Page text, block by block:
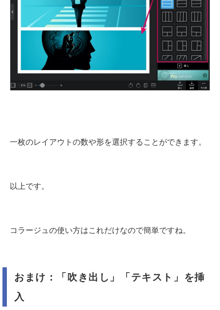
一枚のレイアウトの数や形を選択することができます。
以上です。
コラージュの使い方はこれだけなので簡単ですね。
おまけ：「吹き出し」「テキスト」を挿
入